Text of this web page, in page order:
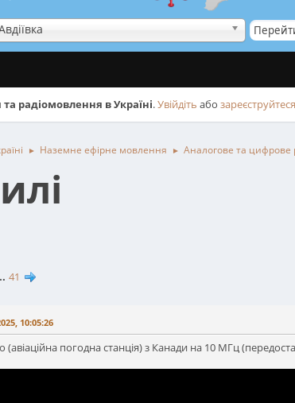
радіомовлення в Україні.Увійдіть або зареєструйтеся
► Наземне ефірне мовлення ► Аналогове та цифрове
41
10:05:26
(авіаційна погодна станція) з Канади на 10 МГц